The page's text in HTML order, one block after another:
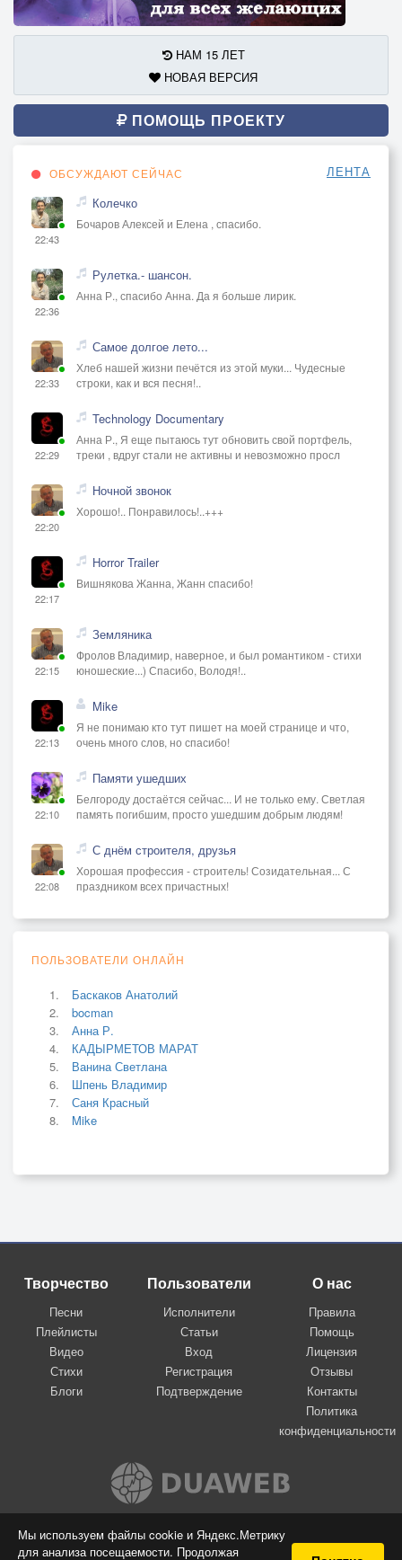
Мы используем файлы cookie и Яндекс.Метрику
для анализа посещаемости. Продолжая
НАМ 15 ЛЕТ
НОВАЯ ВЕРСИЯ
ПОМОЩЬ ПРОЕКТУ
ОБСУЖДАЮТ СЕЙЧАС ЛЕНТА
22:43
Колечко
Бочаров Алексей и Елена , спасибо.
22:36
Рулетка.- шансон.
Анна Р., спасибо Анна. Да я больше лирик.
22:33
Самое долгое лето...
Хлеб нашей жизни печётся из этой муки... Чудесные
строки, как и вся песня!..
22:29
Technology Documentary
Анна Р., Я еще пытаюсь тут обновить свой портфель,
треки , вдруг стали не активны и невозможно просл
22:20
Ночной звонок
Хорошо!.. Понравилось!..+++
22:17
Horror Trailer
Вишнякова Жанна, Жанн спасибо!
22:15
Земляника
Фролов Владимир, наверное, и был романтиком - стихи
юношеские...) Спасибо, Володя!..
22:13
Mike
Я не понимаю кто тут пишет на моей странице и что,
очень много слов, но спасибо!
22:10
Памяти ушедших
Белгороду достаётся сейчас... И не только ему. Светлая
память погибшим, просто ушедшим добрым людям!
22:08
С днём строителя, друзья
Хорошая профессия - строитель! Созидательная... С
праздником всех причастных!
ПОЛЬЗОВАТЕЛИ ОНЛАЙН
Баскаков Анатолий
bocman
Анна Р.
КАДЫРМЕТОВ МАРАТ
Ванина Светлана
Шпень Владимир
Саня Красный
Mike
Творчество
Песни
Плейлисты
Видео
Стихи
Блоги
Пользователи
Исполнители
Статьи
Вход
Регистрация
Подтверждение
О нас
Правила
Помощь
Лицензия
Отзывы
Контакты
Политика
конфиденциальности
Вконтакте
© 2009-2026 Я-пою